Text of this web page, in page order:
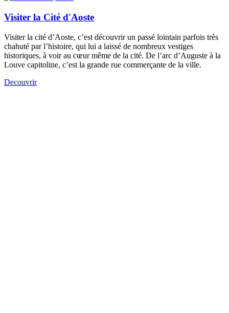
Visiter la Cité d'Aoste
Visiter la cité d’Aoste, c’est découvrir un passé lointain parfois très
chahuté par l’histoire, qui lui a laissé de nombreux vestiges
historiques, à voir au cœur même de la cité. De l’arc d’Auguste à la
Louve capitoline, c’est la grande rue commerçante de la ville.
Decouvrir